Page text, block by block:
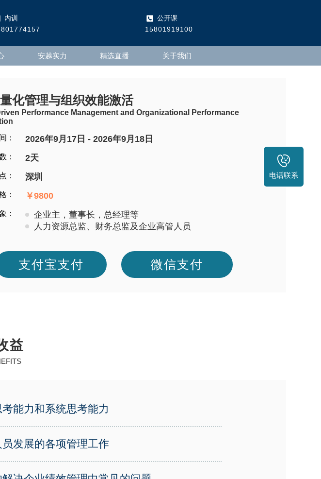
内训
公开课
15801919100
安越实力 精选直播 关于我们
化管理与组织效能激活
Performance Management and Organizational Performance
：
2026年9月17日 - 2026年9月18日
： 2天
： 深圳
： ￥9800
：
企业主，董事长，总经理等
人力资源总监、财务总监及企业高管人员
支付宝支付 微信支付
益
能力和系统思考能力
发展的各项管理工作
电话联系